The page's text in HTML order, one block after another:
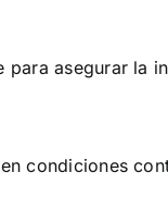
para asegurar la
condiciones